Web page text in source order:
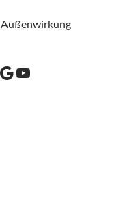
Google
YouTube